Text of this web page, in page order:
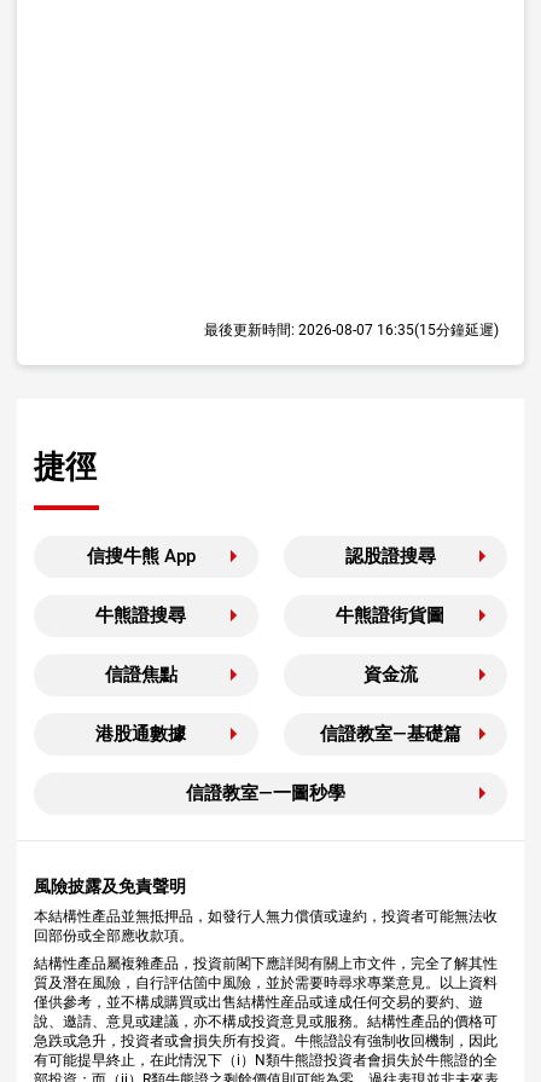
最後更新時間: 2026-08-07 16:35(15分鐘延遲)
捷徑
信搜牛熊 App 認股證搜尋
牛熊證搜尋 牛熊證街貨圖
信證焦點 資金流
港股通數據 信證教室—基礎篇
信證教室—一圖秒學
風險披露及免責聲明
本結構性產品並無抵押品，如發行人無力償債或違約，投資者可能無法收
回部份或全部應收款項。
結構性產品屬複雜產品，投資前閣下應詳閱有關上市文件，完全了解其性
質及潛在風險，自行評估箇中風險，並於需要時尋求專業意見。以上資料
僅供參考，並不構成購買或出售結構性産品或達成任何交易的要約、遊
說、邀請、意見或建議，亦不構成投資意見或服務。結構性產品的價格可
急跌或急升，投資者或會損失所有投資。牛熊證設有強制收回機制，因此
有可能提早終止，在此情況下（i）N類牛熊證投資者會損失於牛熊證的全